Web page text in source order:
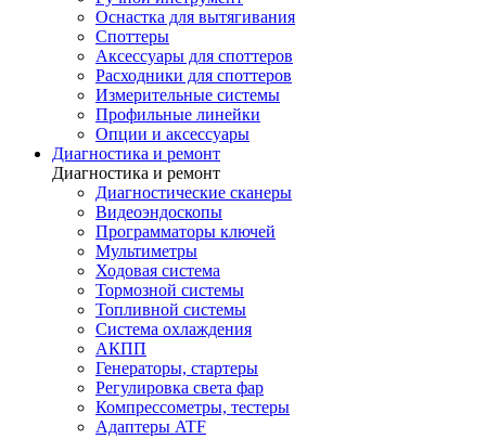
Оснастка для вытягивания
Споттеры
Аксессуары для споттеров
Расходники для споттеров
Измерительные системы
Профильные линейки
Опции и аксессуары
Диагностика и ремонт
Диагностика и ремонт
Диагностические сканеры
Видеоэндоскопы
Программаторы ключей
Мультиметры
Ходовая система
Тормозной системы
Топливной системы
Система охлаждения
АКПП
Генераторы, стартеры
Регулировка света фар
Компрессометры, тестеры
Адаптеры ATF